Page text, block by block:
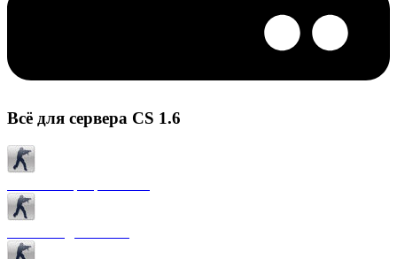
Всё для сервера CS 1.6